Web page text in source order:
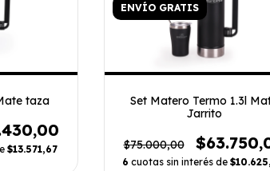
taza
$13.571,67
ENVÍO GRATIS
Set Matero Termo 1.3l
Jarrito
$75.000,00
6 cuotas sin interés de